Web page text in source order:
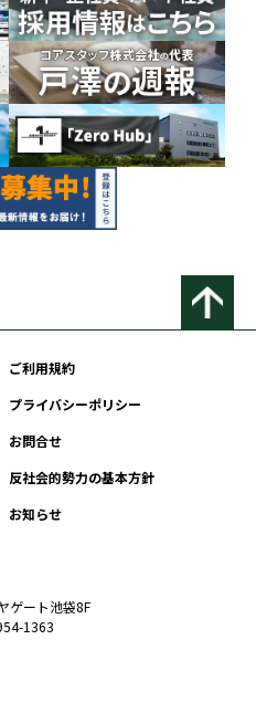
ご利用規約
プライバシーポリシー
お問合せ
反社会的勢力の基本方針
お知らせ
ゲート池袋8F
1363